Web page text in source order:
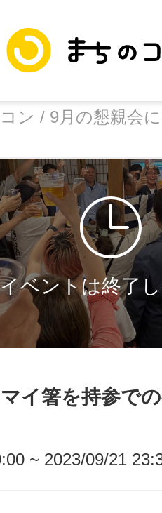
ン / 9月の懇親会
イベントは終了
イ箸を持参で
~ 2023/09/21
トップ
ポットに